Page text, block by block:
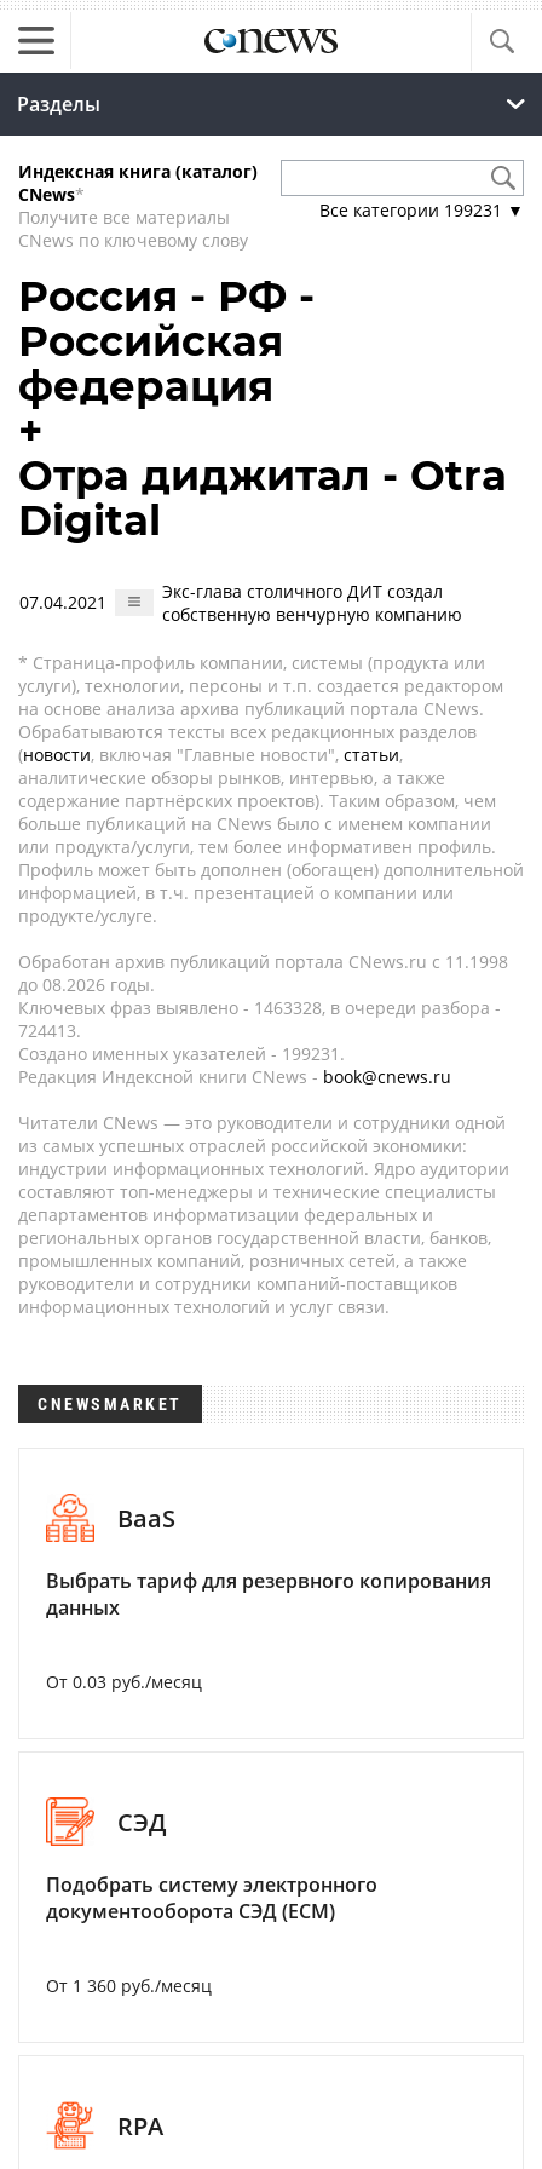
Разделы
Индексная книга (каталог)
CNews*
Получите все материалы
CNews по ключевому слову
Все категории 199231 ▼
Россия - РФ -
Российская
федерация
+
Отра диджитал - Otra
Digital
07.04.2021
Экс-глава столичного ДИТ создал
собственную венчурную компанию
* Страница-профиль компании, системы (продукта или
услуги), технологии, персоны и т.п. создается редактором
на основе анализа архива публикаций портала CNews.
Обрабатываются тексты всех редакционных разделов
(новости, включая "Главные новости", статьи,
аналитические обзоры рынков, интервью, а также
содержание партнёрских проектов). Таким образом, чем
больше публикаций на CNews было с именем компании
или продукта/услуги, тем более информативен профиль.
Профиль может быть дополнен (обогащен) дополнительной
информацией, в т.ч. презентацией о компании или
продукте/услуге.
Обработан архив публикаций портала CNews.ru c 11.1998
до 08.2026 годы.
Ключевых фраз выявлено - 1463328, в очереди разбора -
724413.
Создано именных указателей - 199231.
Редакция Индексной книги CNews - book@cnews.ru
Читатели CNews — это руководители и сотрудники одной
из самых успешных отраслей российской экономики:
индустрии информационных технологий. Ядро аудитории
составляют топ-менеджеры и технические специалисты
департаментов информатизации федеральных и
региональных органов государственной власти, банков,
промышленных компаний, розничных сетей, а также
руководители и сотрудники компаний-поставщиков
информационных технологий и услуг связи.
CNEWSMARKET
BaaS
Выбрать тариф для резервного копирования
данных
От 0.03 руб./месяц
СЭД
Подобрать систему электронного
документооборота СЭД (ECM)
От 1 360 руб./месяц
RPA